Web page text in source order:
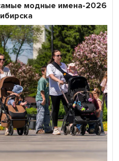
модные имена-2026